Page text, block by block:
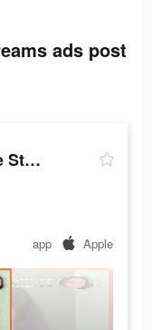
ads post
SuperLive - Watch Live Streams
app Apple